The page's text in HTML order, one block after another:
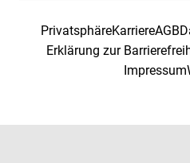
PrivatsphäreKarriereAGB
Erklärung zur
Impressum